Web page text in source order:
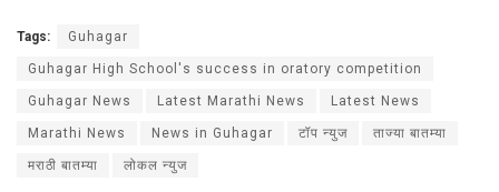
Tags: Guhagar
Guhagar High School's success in oratory competition
Guhagar News Latest Marathi News Latest News
Marathi News News in Guhagar टॉप न्युज ताज्या बातम्या
मराठी बातम्या लोकल न्युज